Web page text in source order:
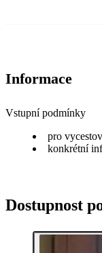
Informace
Vstupní podmínky
pro
konkrétní
Dostupnost